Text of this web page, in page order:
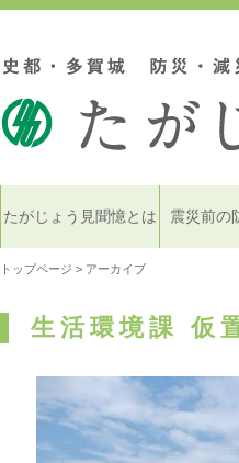
たがじょう見聞憶とは 震災前の
トップページ > アーカイブ
生活環境課 仮